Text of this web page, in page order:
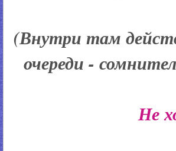
(Внутри там
очереди -
Не